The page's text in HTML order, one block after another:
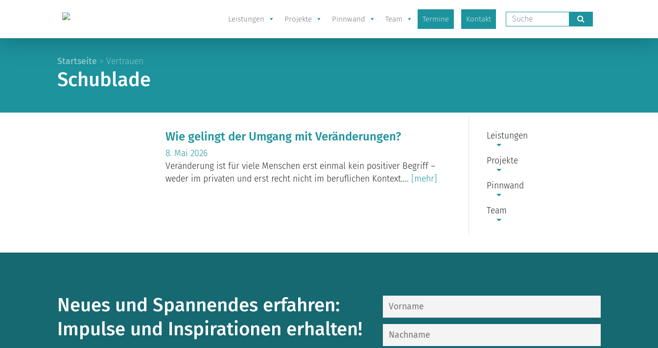
Leistungen Projekte Pinnwand Team Termine Kontakt
Startseite > Vertrauen
Schublade
Wie gelingt der Umgang mit Veränderungen?
8. Mai 2026
Veränderung ist für viele Menschen erst einmal kein positiver Begriff –
weder im privaten und erst recht nicht im beruflichen Kontext....
[mehr]
Leistungen
Projekte
Pinnwand
Team
Neues und Spannendes erfahren:
Impulse und Inspirationen erhalten!